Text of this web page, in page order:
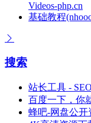
Videos-php.cn
基础教程
搜索
站长工具 -
百度一下，你
蜂吧-网盘公开